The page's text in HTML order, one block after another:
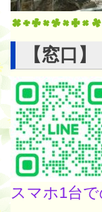
【窓口】
スマホ1台